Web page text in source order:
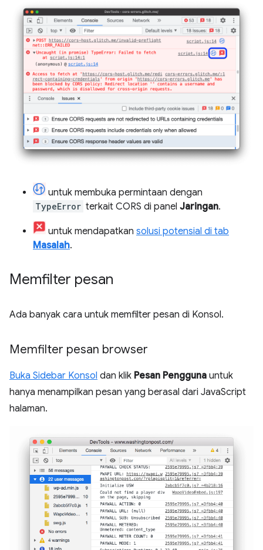
untuk membuka permintaan dengan
TypeError terkait CORS di panel Jaringan.
untuk mendapatkan solusi potensial di tab
Masalah.
Memfilter pesan
Ada banyak cara untuk memfilter pesan di Konsol.
Memfilter pesan browser
Buka Sidebar Konsol dan klik Pesan Pengguna untuk
hanya menampilkan pesan yang berasal dari JavaScript
halaman.